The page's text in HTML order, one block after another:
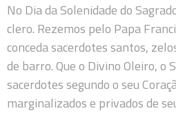
No Dia da Solenidade do
clero. Rezemos pelo Papa
conceda sacerdotes santos,
de barro. Que o Divino Oleiro, o
sacerdotes segundo o seu
marginalizados e privados de